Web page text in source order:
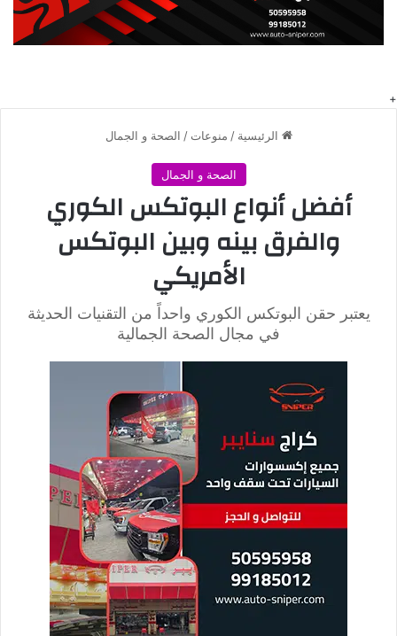
بالإضافة إلى ذلك، موضع الحقن والمنطقة المستهدفة يمكن أن يؤثر
بشكل كبير على سرعة ظهور النتائج، حيث قد تستغرق المناطق
المحتوية على دهون أكثر وقتاً أطول لرؤية تغيرات ملحوظة.
تختلف الاستجابة الفردية للجسم من شخص لآخر. بعض الأشخاص
يمكن أن يلاحظوا النتائج بشكل أسرع، ويعزى ذلك لاختلاف طبيعة
الجلد والدهون.
الأهداف المطلوبة، سواء كانت فقدان بضع سنتيمترات من محيط